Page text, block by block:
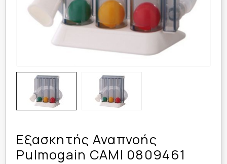
Εξασκητής Αναπνοής
Pulmogain CAMI 0809461